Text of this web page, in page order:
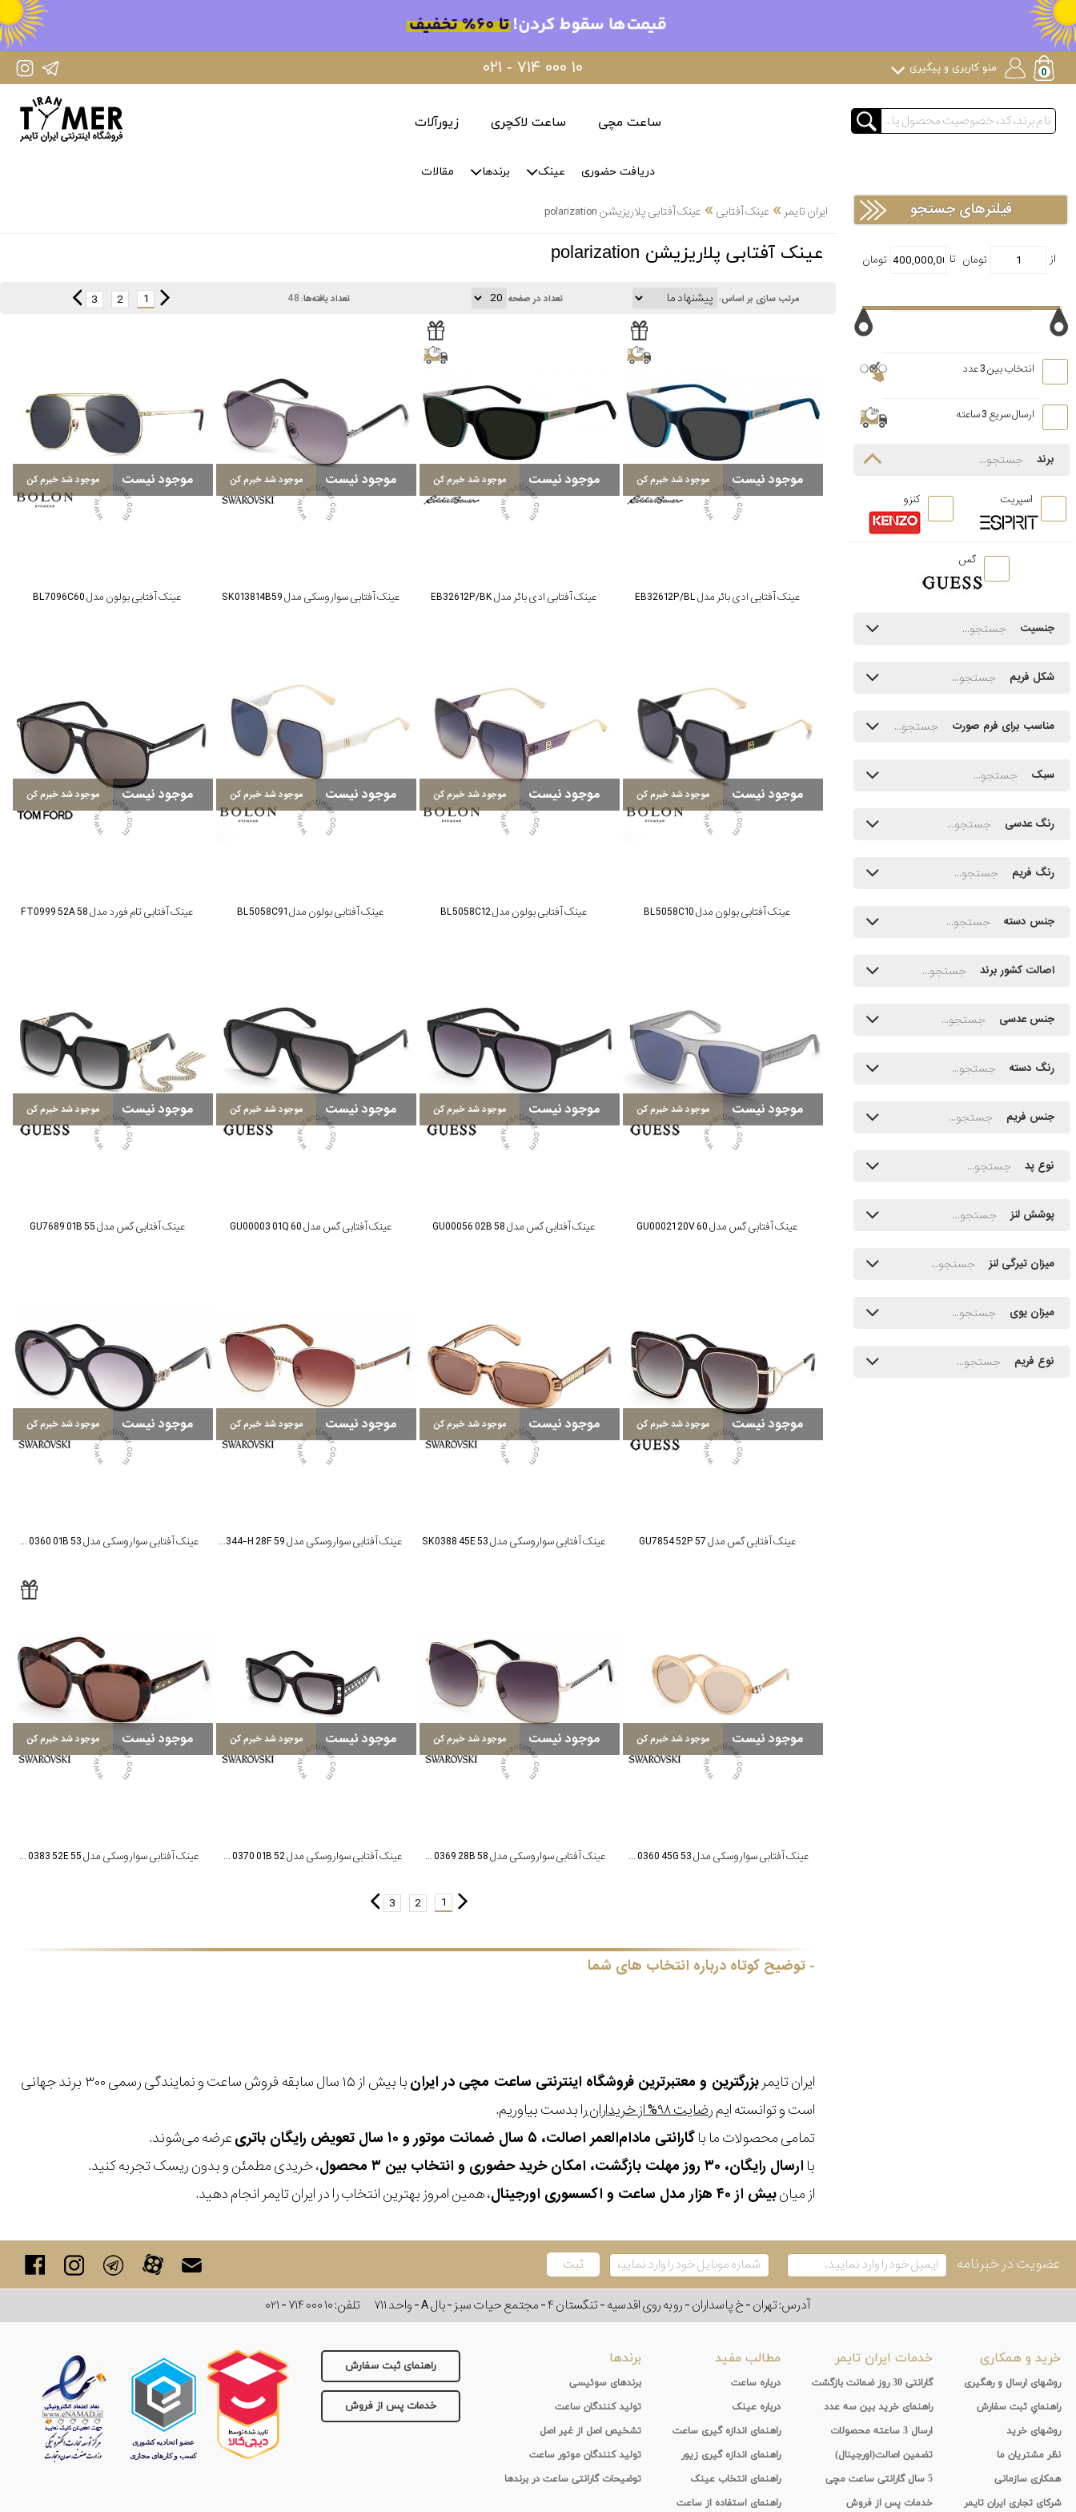
IranTimer Instagram Page ۰۲۱ - ۷۱۴ ۰۰۰ ۱۰ منو کاربری و پیگیری
ساعت مچی ساعت لاکچری زیورآلات
دریافت حضوری عینک برندها مقالات
ایران تایمر » عینک آفتابی» عینک آفتابی پلاریزیشن polarization
عینک آفتابی پلاریزیشن polarization
مرتب سازی بر اساس: تعداد در صفحه تعداد یافته‌ها:48
1
2
3
موجود نیست موجود شد خبرم کن
عینک آفتابی ادی بائر مدل EB32612P/BL
موجود نیست موجود شد خبرم کن
عینک آفتابی ادی بائر مدل EB32612P/BK
موجود نیست موجود شد خبرم کن
عینک آفتابی سواروسکی مدل SK013814B59
موجود نیست موجود شد خبرم کن
عینک آفتابی بولون مدل BL7096C60
موجود نیست موجود شد خبرم کن
عینک آفتابی بولون مدل BL5058C10
موجود نیست موجود شد خبرم کن
عینک آفتابی بولون مدل BL5058C12
موجود نیست موجود شد خبرم کن
عینک آفتابی بولون مدل BL5058C91
موجود نیست موجود شد خبرم کن
عینک آفتابی تام فورد مدل FT0999 52A 58
موجود نیست موجود شد خبرم کن
عینک آفتابی گس مدل GU00021 20V 60
موجود نیست موجود شد خبرم کن
عینک آفتابی گس مدل GU00056 02B 58
موجود نیست موجود شد خبرم کن
عینک آفتابی گس مدل GU00003 01Q 60
موجود نیست موجود شد خبرم کن
عینک آفتابی گس مدل GU7689 01B 55
موجود نیست موجود شد خبرم کن
عینک آفتابی گس مدل GU7854 52P 57
موجود نیست موجود شد خبرم کن
عینک آفتابی سواروسکی مدل SK0388 45E 53
موجود نیست موجود شد خبرم کن
عینک آفتابی سواروسکی مدل SK 0344-H 28F 59
موجود نیست موجود شد خبرم کن
عینک آفتابی سواروسکی مدل SK 0360 01B 53
موجود نیست موجود شد خبرم کن
عینک آفتابی سواروسکی مدل SK 0360 45G 53
موجود نیست موجود شد خبرم کن
عینک آفتابی سواروسکی مدل SK 0369 28B 58
موجود نیست موجود شد خبرم کن
عینک آفتابی سواروسکی مدل SK 0370 01B 52
موجود نیست موجود شد خبرم کن
عینک آفتابی سواروسکی مدل SK 0383 52E 55
1
2
3
توضیح کوتاه درباره انتخاب های شما
ایران تایمربزرگترین و معتبرترین فروشگاه اینترنتی ساعت مچی در ایران
با بیش از ۱۵ سال سابقه فروش ساعت و نمایندگی رسمی ۳۰۰ برند جهانی
است و توانسته ایمرضایت ۹۸% از خریداران
را بدست بیاوریم.
تمامی محصولات ما باگارانتی مادام‌العمر اصالت، ۵ سال ضمانت موتور و ۱۰ سال تعویض رایگان باتری
عرضه می‌شوند.
باارسال رایگان، ۳۰ روز مهلت بازگشت، امکان خرید حضوری و انتخاب بین ۳ محصول
، خریدی مطمئن و بدون ریسک تجربه کنید.
از میانبیش از ۴۰ هزار مدل ساعت و اکسسوری اورجینال ، همین امروز بهترین انتخاب را در ایران تایمر انجام دهید.
فیلترهای جستجو
انتخاب بین 3 عدد
ارسال سریع 3 ساعته
برند
اسپریت کنزو
گس
جنسیت
شکل فریم
مناسب برای فرم صورت
سبک
رنگ عدسی
رنگ فریم
جنس دسته
اصالت کشور برند
جنس عدسی
رنگ دسته
جنس فریم
نوع پد
پوشش لنز
میزان تیرگی لنز
میزان یوی
نوع فریم
عضویت در خبرنامه
آدرس: تهران - خ پاسداران - رو به روی اقدسیه - تنگستان ۴ - مجتمع حیات سبز - بال A - واحد ۷۱۱ تلفن:۰۲۱ - ۷۱۴ ۰۰۰ ۱۰
راهنمای ثبت سفارش
خدمات پس از فروش
خرید و همکاری
روشهای ارسال و رهگیری
راهنماي ثبت سفارش
روشهای خرید
نظر مشتریان ما
همکاری سازمانی
شرکای تجاری ایران تایمر
خدمات ایران تایمر
گارانتی 30 روز ضمانت بازگشت
راهنمای خرید بین سه عدد
ارسال 3 ساعته محصولات
تضمین اصالت(اورجینال)
5 سال گارانتی ساعت مچی
خدمات پس از فروش
مطالب مفید
درباره ساعت
درباره عینک
راهنمای اندازه گیری ساعت
راهنمای اندازه گیری زیور
راهنمای انتخاب عینک
راهنمای استفاده از ساعت
برندها
برندهای سوئیسی
تولید کنندگان ساعت
تشخیص اصل از غیر اصل
تولید کنندگان موتور ساعت
توضیحات گارانتی ساعت در برندها